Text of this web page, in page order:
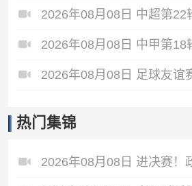
热门集锦